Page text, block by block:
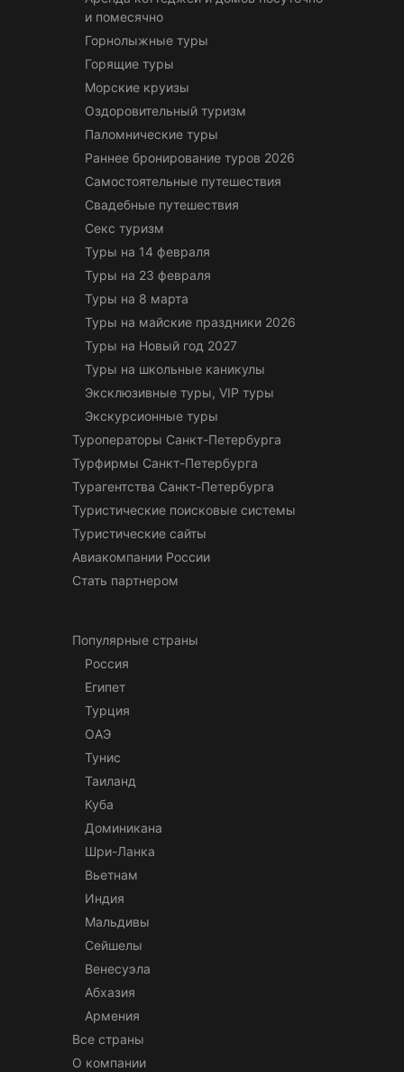
и помесячно
Горнолыжные туры
Горящие туры
Морские круизы
Оздоровительный туризм
Паломнические туры
Раннее бронирование туров 2026
Самостоятельные путешествия
Свадебные путешествия
Секс туризм
Туры на 14 февраля
Туры на 23 февраля
Туры на 8 марта
Туры на майские праздники 2026
Туры на Новый год 2027
Туры на школьные каникулы
Эксклюзивные туры, VIP туры
Экскурсионные туры
Туроператоры Санкт-Петербурга
Турфирмы Санкт-Петербурга
Турагентства Санкт-Петербурга
Туристические поисковые системы
Туристические сайты
Авиакомпании России
Стать партнером
Популярные страны
Россия
Египет
Турция
ОАЭ
Тунис
Таиланд
Куба
Доминикана
Шри-Ланка
Вьетнам
Индия
Мальдивы
Сейшелы
Венесуэла
Абхазия
Армения
Все страны
О компании